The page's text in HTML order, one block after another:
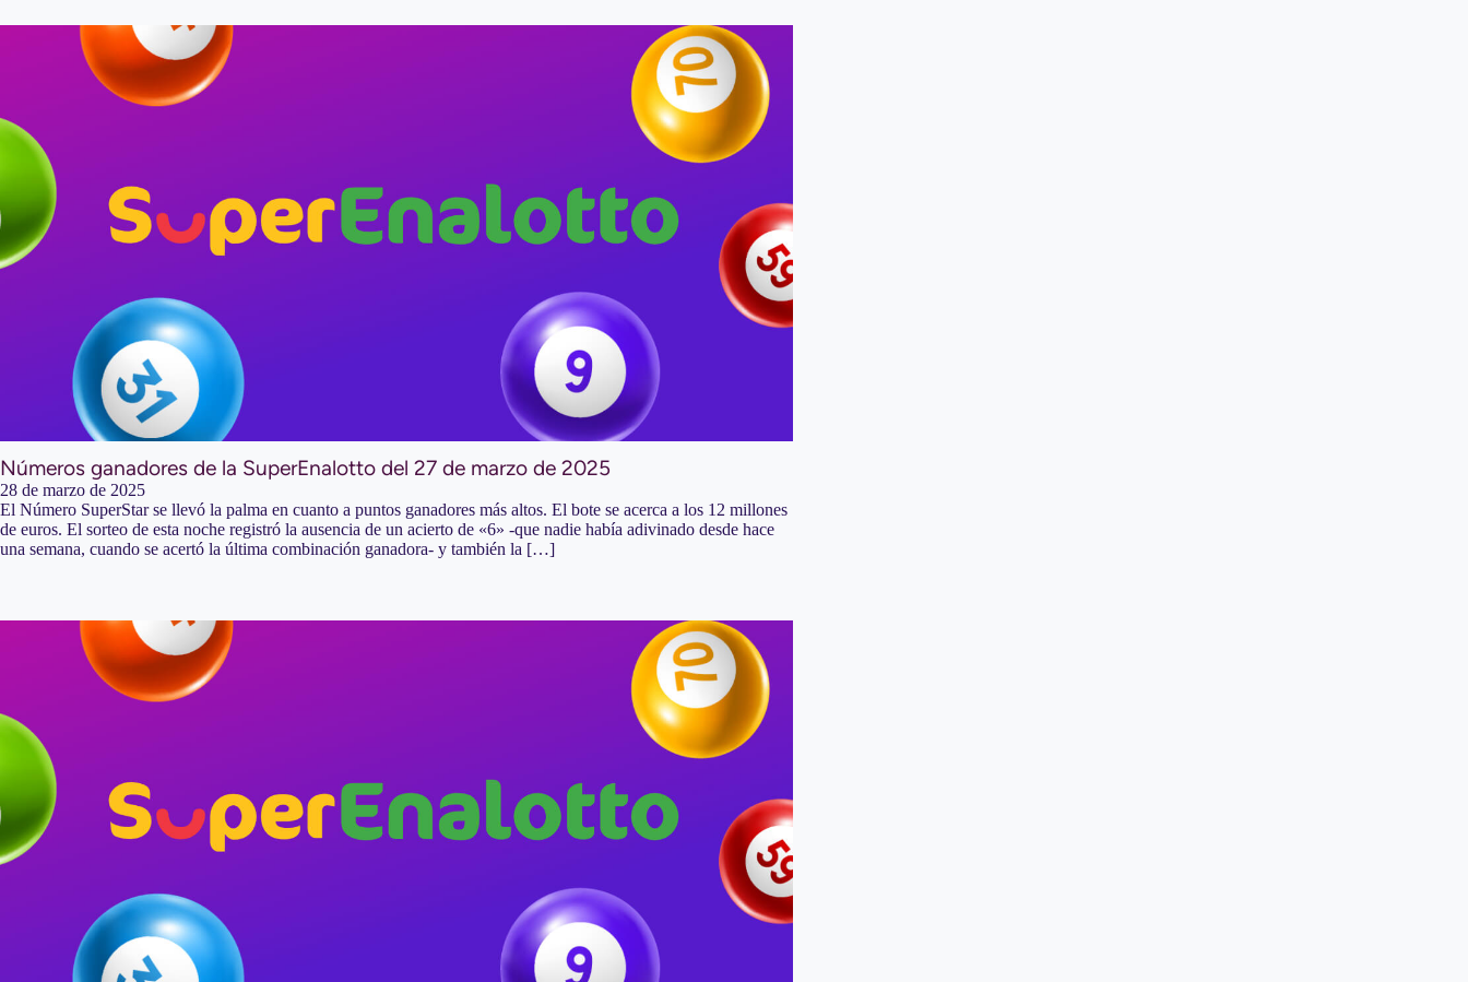
Números ganadores de la SuperEnalotto del 27 de marzo de 2025
28 de marzo de 2025
El Número SuperStar se llevó la palma en cuanto a puntos ganadores más altos. El bote se acerca a los 12 millones
de euros. El sorteo de esta noche registró la ausencia de un acierto de «6» -que nadie había adivinado desde hace
una semana, cuando se acertó la última combinación ganadora- y también la […]